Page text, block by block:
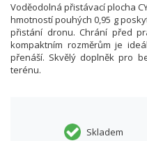
Voděodolná přistávací plocha
hmotností pouhých 0,95 g
přistání dronu. Chrání před
kompaktním rozměrům je
přenáší. Skvělý doplněk pro
terénu.
Skladem